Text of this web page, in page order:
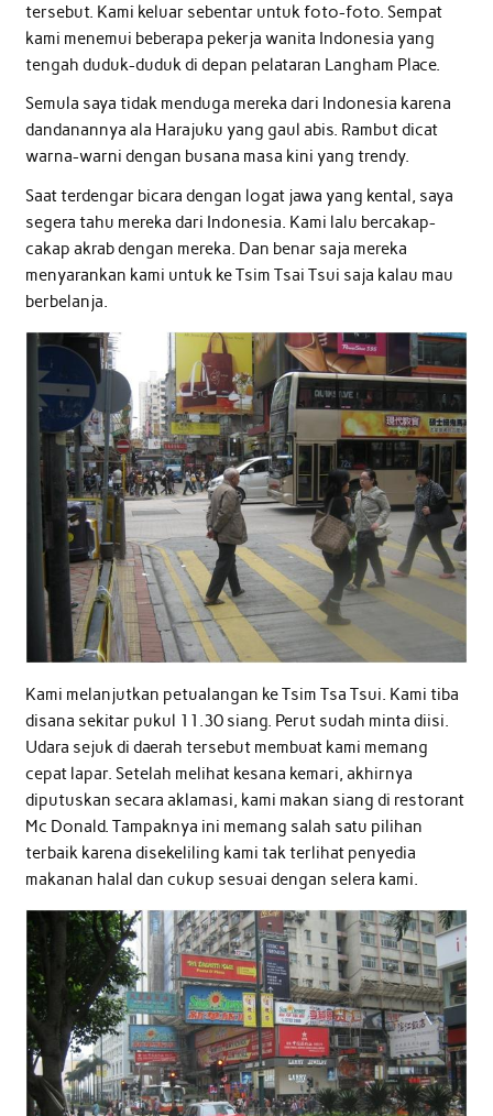
tersebut. Kami keluar sebentar untuk foto-foto. Sempat
kami menemui beberapa pekerja wanita Indonesia yang
tengah duduk-duduk di depan pelataran Langham Place.
Semula saya tidak menduga mereka dari Indonesia karena
dandanannya ala Harajuku yang gaul abis. Rambut dicat
warna-warni dengan busana masa kini yang trendy.
Saat terdengar bicara dengan logat jawa yang kental, saya
segera tahu mereka dari Indonesia. Kami lalu bercakap-
cakap akrab dengan mereka. Dan benar saja mereka
menyarankan kami untuk ke Tsim Tsai Tsui saja kalau mau
berbelanja.
Kami melanjutkan petualangan ke Tsim Tsa Tsui. Kami tiba
disana sekitar pukul 11.30 siang. Perut sudah minta diisi.
Udara sejuk di daerah tersebut membuat kami memang
cepat lapar. Setelah melihat kesana kemari, akhirnya
diputuskan secara aklamasi, kami makan siang di restorant
Mc Donald. Tampaknya ini memang salah satu pilihan
terbaik karena disekeliling kami tak terlihat penyedia
makanan halal dan cukup sesuai dengan selera kami.